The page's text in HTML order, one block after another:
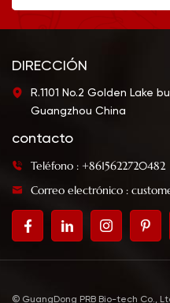
DIRECCIÓN
R.1101 No.2 Golden Lake
Guangzhou China
contacto
Teléfono : +8615622720482
Correo electrónico :
© GuangDong PRB Bio-tech Co.,